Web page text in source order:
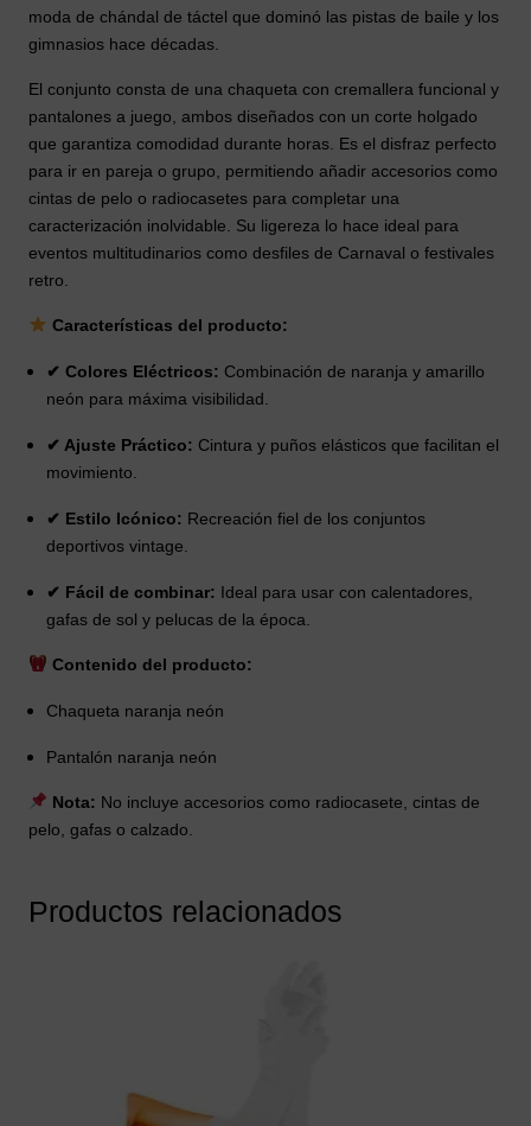
moda de chándal de táctel que dominó las pistas de baile y los
gimnasios hace décadas.
El conjunto consta de una chaqueta con cremallera funcional y
pantalones a juego, ambos diseñados con un corte holgado
que garantiza comodidad durante horas. Es el disfraz perfecto
para ir en pareja o grupo, permitiendo añadir accesorios como
cintas de pelo o radiocasetes para completar una
caracterización inolvidable. Su ligereza lo hace ideal para
eventos multitudinarios como desfiles de Carnaval o festivales
retro.
Características del producto:
✔ Colores Eléctricos: Combinación de naranja y amarillo
neón para máxima visibilidad.
✔ Ajuste Práctico: Cintura y puños elásticos que facilitan el
movimiento.
✔ Estilo Icónico: Recreación fiel de los conjuntos
deportivos vintage.
✔ Fácil de combinar: Ideal para usar con calentadores,
gafas de sol y pelucas de la época.
Contenido del producto:
Chaqueta naranja neón
Pantalón naranja neón
Nota: No incluye accesorios como radiocasete, cintas de
pelo, gafas o calzado.
Productos relacionados